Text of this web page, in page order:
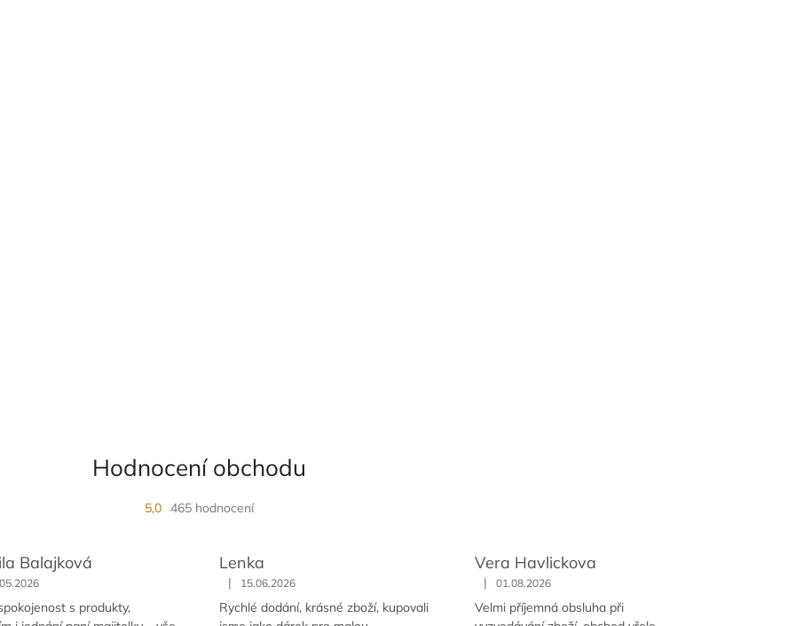
Hodnocení obchodu
5,0 465 hodnocení
Balajková
s produkty,
Lenka
| 15.06.2026
Rychlé dodání, krásné zboží, kupovali
Vera Havlickova
| 01.08.2026
Velmi příjemná obsluha při